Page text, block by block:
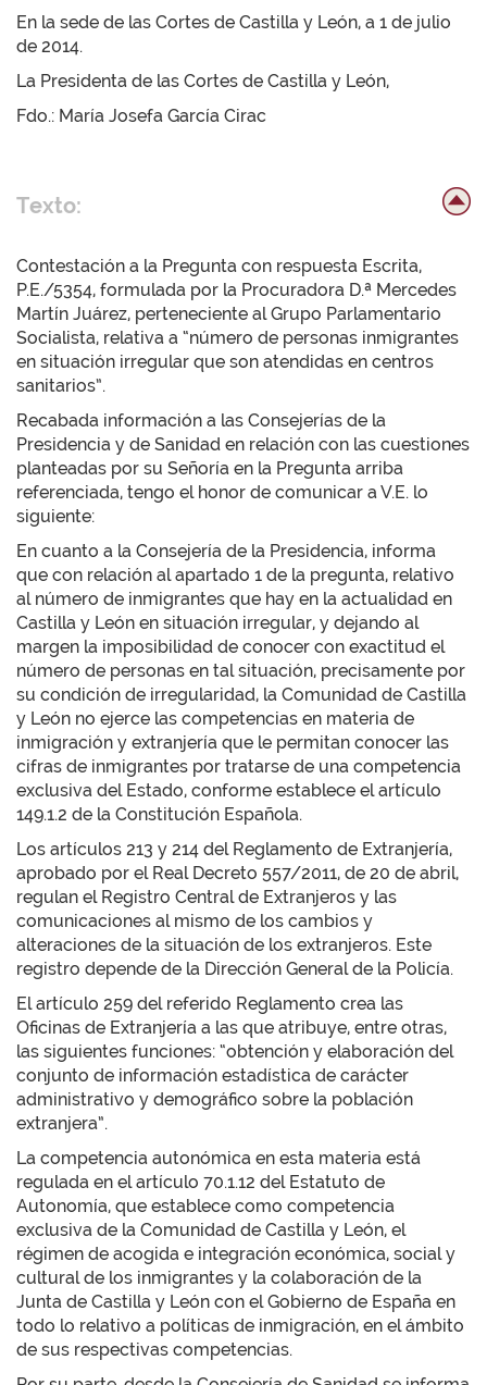
En la sede de las Cortes de Castilla y León, a 1 de julio
de 2014.
La Presidenta de las Cortes de Castilla y León,
Fdo.: María Josefa García Cirac
Texto:
Contestación a la Pregunta con respuesta Escrita,
P.E./5354, formulada por la Procuradora D.ª Mercedes
Martín Juárez, perteneciente al Grupo Parlamentario
Socialista, relativa a “número de personas inmigrantes
en situación irregular que son atendidas en centros
sanitarios”.
Recabada información a las Consejerías de la
Presidencia y de Sanidad en relación con las cuestiones
planteadas por su Señoría en la Pregunta arriba
referenciada, tengo el honor de comunicar a V.E. lo
siguiente:
En cuanto a la Consejería de la Presidencia, informa
que con relación al apartado 1 de la pregunta, relativo
al número de inmigrantes que hay en la actualidad en
Castilla y León en situación irregular, y dejando al
margen la imposibilidad de conocer con exactitud el
número de personas en tal situación, precisamente por
su condición de irregularidad, la Comunidad de Castilla
y León no ejerce las competencias en materia de
inmigración y extranjería que le permitan conocer las
cifras de inmigrantes por tratarse de una competencia
exclusiva del Estado, conforme establece el artículo
149.1.2 de la Constitución Española.
Los artículos 213 y 214 del Reglamento de Extranjería,
aprobado por el Real Decreto 557/2011, de 20 de abril,
regulan el Registro Central de Extranjeros y las
comunicaciones al mismo de los cambios y
alteraciones de la situación de los extranjeros. Este
registro depende de la Dirección General de la Policía.
El artículo 259 del referido Reglamento crea las
Oficinas de Extranjería a las que atribuye, entre otras,
las siguientes funciones: “obtención y elaboración del
conjunto de información estadística de carácter
administrativo y demográfico sobre la población
extranjera”.
La competencia autonómica en esta materia está
regulada en el artículo 70.1.12 del Estatuto de
Autonomía, que establece como competencia
exclusiva de la Comunidad de Castilla y León, el
régimen de acogida e integración económica, social y
cultural de los inmigrantes y la colaboración de la
Junta de Castilla y León con el Gobierno de España en
todo lo relativo a políticas de inmigración, en el ámbito
de sus respectivas competencias.